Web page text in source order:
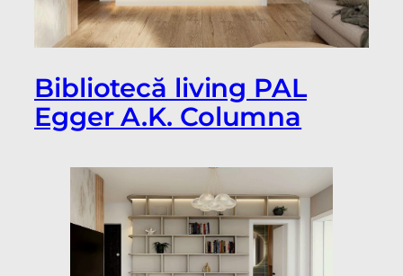
Bibliotecă living PAL
Egger A.K. Columna